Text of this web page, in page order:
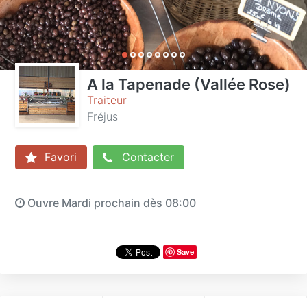
A la Tapenade (Vallée Rose)
Traiteur
Fréjus
Favori Contacter
Ouvre Mardi prochain dès 08:00
Save